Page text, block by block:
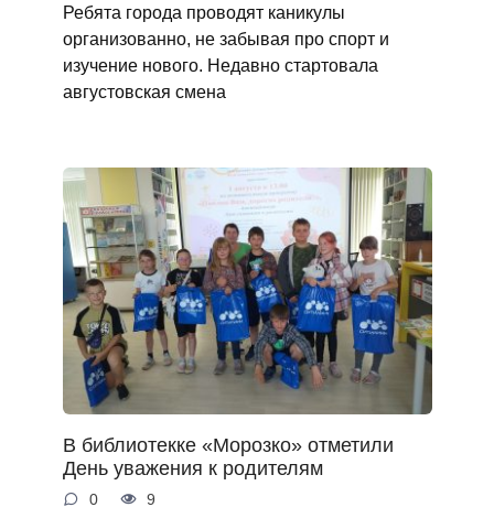
Ребята города проводят каникулы
организованно, не забывая про спорт и
изучение нового. Недавно стартовала
августовская смена
В библиотекке «Морозко» отметили
День уважения к родителям
0 9